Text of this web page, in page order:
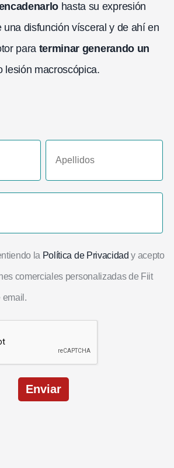
hasta su expresión
una disfunción vísceral y de ahí en
para terminar generando un
lesión macroscópica.
la Política de Privacidad y acepto
comerciales personalizadas de Fiit
email.
Enviar